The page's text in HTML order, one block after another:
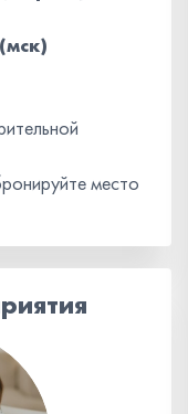
место